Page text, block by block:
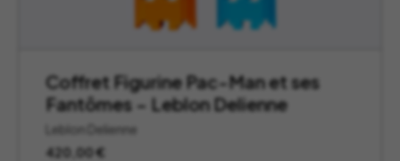
Coffret Figurine Pac-Man et ses
Fantômes – Leblon Delienne
Leblon Delienne
420,00€